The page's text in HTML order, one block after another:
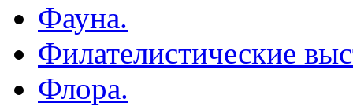
Фауна.
Филателистические
Флора.